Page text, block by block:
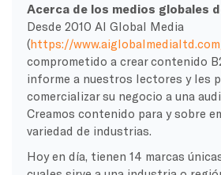
Acerca de los medios globales
Desde 2010 AI Global Media
(https://
comprometido a crear contenido
informe a nuestros lectores y les
comercializar su negocio a una
Creamos contenido para y sobre
variedad de industrias.
Hoy en día, tienen 14 marcas